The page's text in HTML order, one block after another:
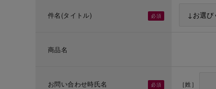
件名(タイトル)
商品名
お問い合わせ時氏名 ［姓］